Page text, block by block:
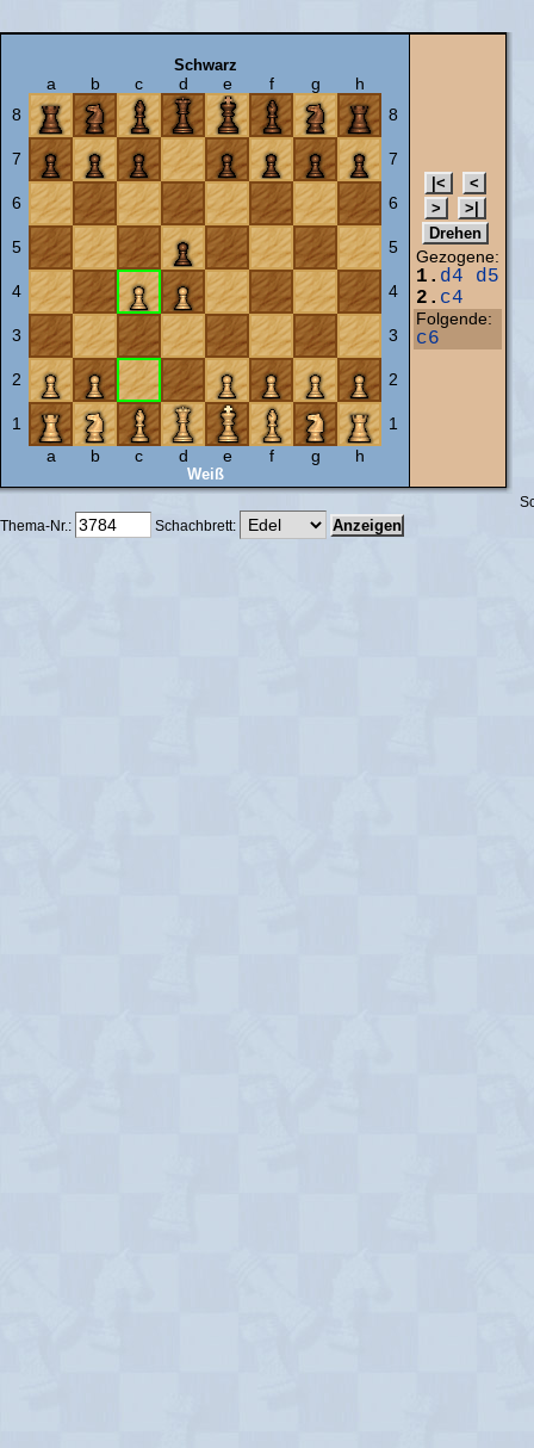
Schwarz
a b c d e f g
h
8
8
7 7
6 6
5 5
4 4
3 3
2 2
1
1
a
b c d e f g h
Weiß
Gezogene:
1. d4
d5
2. c4
Folgende:
c6
Thema-Nr.:
Schachbrett: